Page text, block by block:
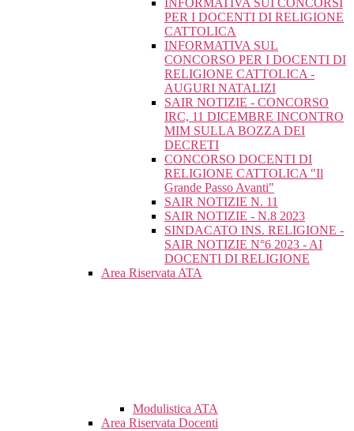
INFORMATIVA SUI CONCORSI
PER I DOCENTI DI RELIGIONE
CATTOLICA
INFORMATIVA SUL
CONCORSO PER I DOCENTI DI
RELIGIONE CATTOLICA -
AUGURI NATALIZI
SAIR NOTIZIE - CONCORSO
IRC, 11 DICEMBRE INCONTRO
MIM SULLA BOZZA DEI
DECRETI
CONCORSO DOCENTI DI
RELIGIONE CATTOLICA "Il
Grande Passo Avanti"
SAIR NOTIZIE N. 11
SAIR NOTIZIE - N.8 2023
SINDACATO INS. RELIGIONE -
SAIR NOTIZIE N°6 2023 - AI
DOCENTI DI RELIGIONE
Area Riservata ATA
Modulistica ATA
Area Riservata Docenti